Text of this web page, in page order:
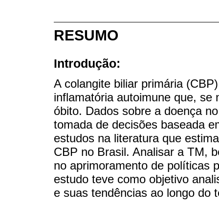
RESUMO
Introdução:
A colangite biliar primária
inflamatória autoimune que, se
óbito. Dados sobre a doença
tomada de decisões baseada
estudos na literatura que
CBP no Brasil. Analisar a TM,
no aprimoramento de políticas
estudo teve como objetivo
e suas tendências ao longo do